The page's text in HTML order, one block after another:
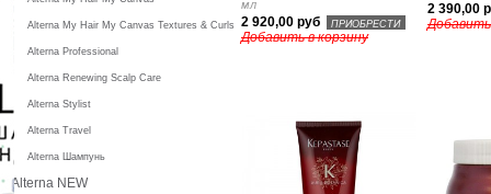
мл
2 920,00 руб ПРИОБРЕСТИ
Добавить в корзину
2 390,00
Добавить
Alterna My Hair My Canvas Textures & Curls
Alterna Professional
Alterna Renewing Scalp Care
Alterna Stylist
Alterna Travel
Alterna Шампунь
Alterna NEW